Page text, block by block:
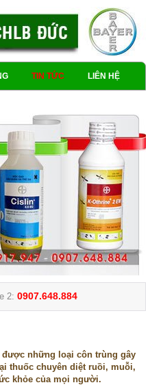
TIN TỨC LIÊN HỆ
2: 0907.648.884
những loại côn trùng gây
thuốc chuyên diệt ruồi, muỗi,
khỏe của mọi người.